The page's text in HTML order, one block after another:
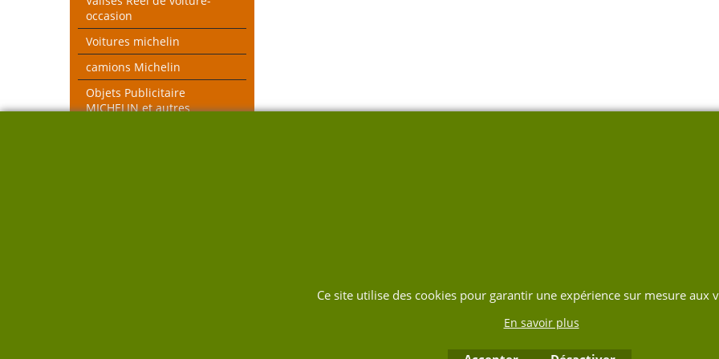
occasion
Voitures michelin
camions Michelin
Objets Publicitaire
MICHELIN et autres
Ce site utilise des cookies pour garantir une expérience sur mesure aux
En savoir plus